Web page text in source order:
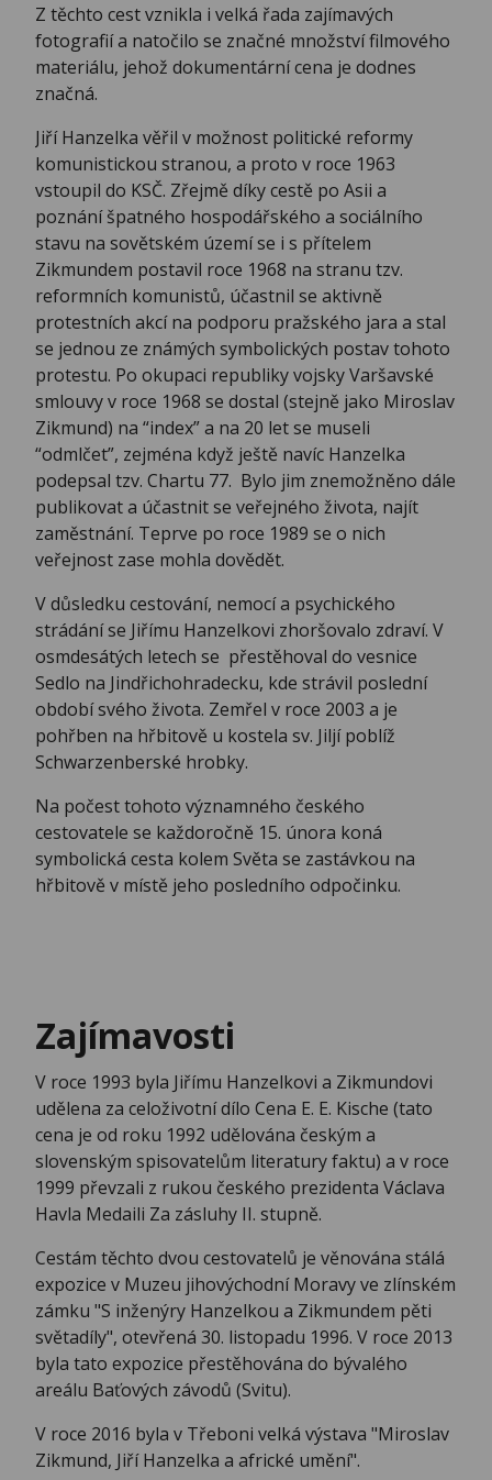
Z těchto cest vznikla i velká řada zajímavých
fotografií a natočilo se značné množství filmového
materiálu, jehož dokumentární cena je dodnes
značná.
Jiří Hanzelka věřil v možnost politické reformy
komunistickou stranou, a proto v roce 1963
vstoupil do KSČ. Zřejmě díky cestě po Asii a
poznání špatného hospodářského a sociálního
stavu na sovětském území se i s přítelem
Zikmundem postavil roce 1968 na stranu tzv.
reformních komunistů, účastnil se aktivně
protestních akcí na podporu pražského jara a stal
se jednou ze známých symbolických postav tohoto
protestu. Po okupaci republiky vojsky Varšavské
smlouvy v roce 1968 se dostal (stejně jako Miroslav
Zikmund) na “index” a na 20 let se museli
“odmlčet”, zejména když ještě navíc Hanzelka
podepsal tzv. Chartu 77. Bylo jim znemožněno dále
publikovat a účastnit se veřejného života, najít
zaměstnání. Teprve po roce 1989 se o nich
veřejnost zase mohla dovědět.
V důsledku cestování, nemocí a psychického
strádání se Jiřímu Hanzelkovi zhoršovalo zdraví. V
osmdesátých letech se přestěhoval do vesnice
Sedlo na Jindřichohradecku, kde strávil poslední
období svého života. Zemřel v roce 2003 a je
pohřben na hřbitově u kostela sv. Jiljí poblíž
Schwarzenberské hrobky.
Na počest tohoto významného českého
cestovatele se každoročně 15. února koná
symbolická cesta kolem Světa se zastávkou na
hřbitově v místě jeho posledního odpočinku.
Zajímavosti
V roce 1993 byla Jiřímu Hanzelkovi a Zikmundovi
udělena za celoživotní dílo Cena E. E. Kische (tato
cena je od roku 1992 udělována českým a
slovenským spisovatelům literatury faktu) a v roce
1999 převzali z rukou českého prezidenta Václava
Havla Medaili Za zásluhy II. stupně.
Cestám těchto dvou cestovatelů je věnována stálá
expozice v Muzeu jihovýchodní Moravy ve zlínském
zámku "S inženýry Hanzelkou a Zikmundem pěti
světadíly", otevřená 30. listopadu 1996. V roce 2013
byla tato expozice přestěhována do bývalého
areálu Baťových závodů (Svitu).
V roce 2016 byla v Třeboni velká výstava "Miroslav
Zikmund, Jiří Hanzelka a africké umění".